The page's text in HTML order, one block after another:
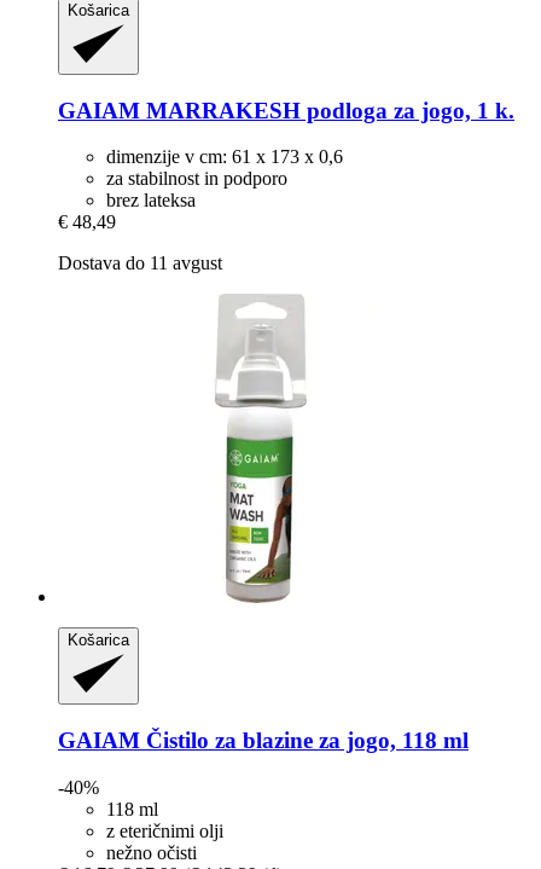
Košarica
GAIAM MARRAKESH podloga za jogo, 1 k.
dimenzije v cm: 61 x 173 x 0,6
za stabilnost in podporo
brez lateksa
€ 48,49
Dostava do 11 avgust
Košarica
GAIAM Čistilo za blazine za jogo, 118 ml
-40%
118 ml
z eteričnimi olji
nežno očisti